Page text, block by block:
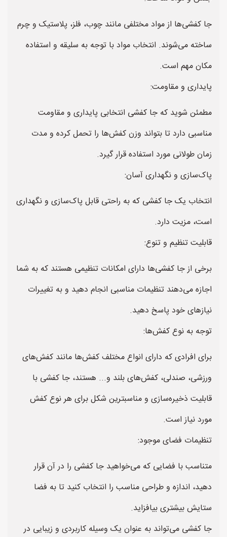
جا کفشی‌ها از مواد مختلفی مانند چوب، فلز، پلاستیک و چرم
ساخته می‌شوند. انتخاب مواد با توجه به سلیقه و استفاده
مکان مهم است.
پایداری و مقاومت:
مطمئن شوید که جا کفشی انتخابی پایداری و مقاومت
مناسبی دارد تا بتواند وزن کفش‌ها را تحمل کرده و مدت
زمان طولانی مورد استفاده قرار گیرد.
پاک‌سازی و نگهداری آسان:
انتخاب یک جا کفشی که به راحتی قابل پاک‌سازی و نگهداری
است، مزیت دارد.
قابلیت تنظیم و تنوع:
برخی از جا کفشی‌ها دارای امکانات تنظیمی هستند که به شما
اجازه می‌دهند تنظیمات مناسبی انجام دهید و به تغییرات
نیازهای خود پاسخ دهید.
توجه به نوع کفش‌ها:
برای افرادی که دارای انواع مختلف کفش‌ها مانند کفش‌های
ورزشی، صندلی، کفش‌های بلند و... هستند، جا کفشی با
قابلیت ذخیره‌سازی و مناسبترین شکل برای هر نوع کفش
مورد نیاز است.
تنظیمات فضای موجود:
متناسب با فضایی که می‌خواهید جا کفشی را در آن قرار
دهید، اندازه و طراحی مناسب را انتخاب کنید تا به فضا
ستایش بیشتری بیافزاید.
جا کفشی می‌تواند به عنوان یک وسیله کاربردی و زیبایی در